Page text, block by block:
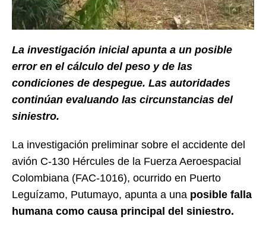
La investigación inicial apunta a un posible
error en el cálculo del peso y de las
condiciones de despegue. Las autoridades
continúan evaluando las circunstancias del
siniestro.
La investigación preliminar sobre el accidente del
avión C-130 Hércules de la Fuerza Aeroespacial
Colombiana (FAC-1016), ocurrido en Puerto
Leguízamo, Putumayo, apunta a una posible falla
humana como causa principal del siniestro.